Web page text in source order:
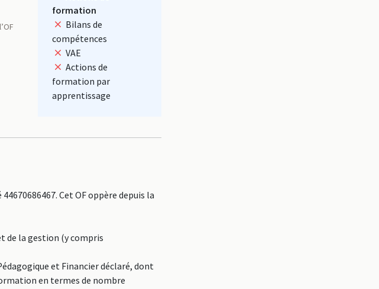
formation
Bilans de
compétences
VAE
Actions de
formation par
apprentissage
Cet OF oppère depuis la
de la gestion (y compris
et Financier déclaré, dont
en termes de nombre